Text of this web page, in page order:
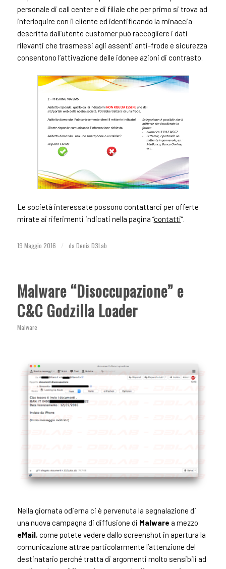
personale di call center e di filiale che per primo si trova ad
interloquire con il cliente ed identificando la minaccia
descritta dall’utente customer può raccogliere i dati
rilevanti che trasmessi agli assenti anti-frode e sicurezza
consentono l’attivazione delle idonee azioni di contrasto.
Le società interessate possono contattarci per offerte
mirate ai riferimenti indicati nella pagina “contatti“.
19 Maggio 2016 / da Denis D3Lab
Malware “Disoccupazione” e
C&C Godzilla Loader
Malware
Nella giornata odierna ci è pervenuta la segnalazione di
una nuova campagna di diffusione di Malware a mezzo
eMail, come potete vedere dallo screenshot in apertura la
comunicazione attrae particolarmente l’attenzione del
destinatario perché tratta di argomenti molto sensibili ad